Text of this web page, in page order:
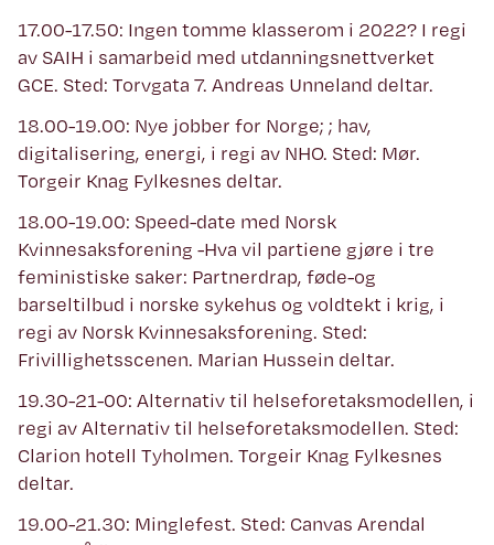
17.00-17.50: Ingen tomme klasserom i 2022? I regi
av SAIH i samarbeid med utdanningsnettverket
GCE. Sted: Torvgata 7. Andreas Unneland deltar.
18.00-19.00: Nye jobber for Norge; ; hav,
digitalisering, energi, i regi av NHO. Sted: Mør.
Torgeir Knag Fylkesnes deltar.
18.00-19.00: Speed-date med Norsk
Kvinnesaksforening -Hva vil partiene gjøre i tre
feministiske saker: Partnerdrap, føde-og
barseltilbud i norske sykehus og voldtekt i krig, i
regi av Norsk Kvinnesaksforening. Sted:
Frivillighetsscenen. Marian Hussein deltar.
19.30-21-00: Alternativ til helseforetaksmodellen, i
regi av Alternativ til helseforetaksmodellen. Sted:
Clarion hotell Tyholmen. Torgeir Knag Fylkesnes
deltar.
19.00-21.30: Minglefest. Sted: Canvas Arendal